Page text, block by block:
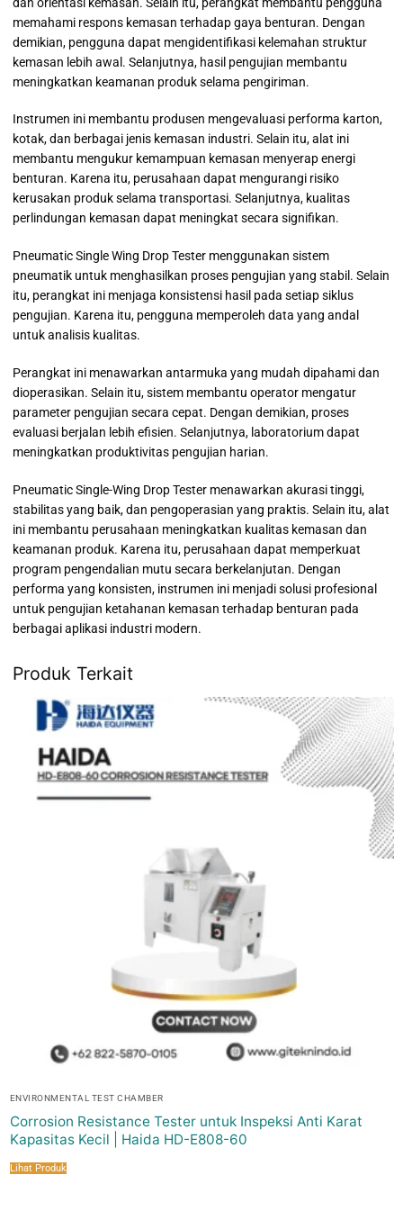
memahami respons kemasan terhadap gaya benturan. Dengan
demikian, pengguna dapat mengidentifikasi kelemahan struktur
kemasan lebih awal. Selanjutnya, hasil pengujian membantu
meningkatkan keamanan produk selama pengiriman.
Instrumen ini membantu produsen mengevaluasi performa karton,
kotak, dan berbagai jenis kemasan industri. Selain itu, alat ini
membantu mengukur kemampuan kemasan menyerap energi
benturan. Karena itu, perusahaan dapat mengurangi risiko
kerusakan produk selama transportasi. Selanjutnya, kualitas
perlindungan kemasan dapat meningkat secara signifikan.
Pneumatic Single Wing Drop Tester menggunakan sistem
pneumatik untuk menghasilkan proses pengujian yang stabil. Selain
itu, perangkat ini menjaga konsistensi hasil pada setiap siklus
pengujian. Karena itu, pengguna memperoleh data yang andal
untuk analisis kualitas.
Perangkat ini menawarkan antarmuka yang mudah dipahami dan
dioperasikan. Selain itu, sistem membantu operator mengatur
parameter pengujian secara cepat. Dengan demikian, proses
evaluasi berjalan lebih efisien. Selanjutnya, laboratorium dapat
meningkatkan produktivitas pengujian harian.
Pneumatic Single-Wing Drop Tester menawarkan akurasi tinggi,
stabilitas yang baik, dan pengoperasian yang praktis. Selain itu, alat
ini membantu perusahaan meningkatkan kualitas kemasan dan
keamanan produk. Karena itu, perusahaan dapat memperkuat
program pengendalian mutu secara berkelanjutan. Dengan
performa yang konsisten, instrumen ini menjadi solusi profesional
untuk pengujian ketahanan kemasan terhadap benturan pada
berbagai aplikasi industri modern.
Produk Terkait
ENVIRONMENTAL TEST CHAMBER
Corrosion Resistance Tester untuk Inspeksi Anti Karat
Kapasitas Kecil | Haida HD-E808-60
Lihat Produk